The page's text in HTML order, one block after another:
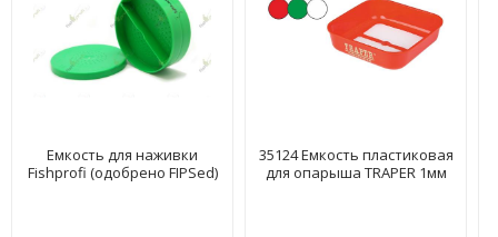
Емкость для наживки
Fishprofi (одобрено FIPSed)
35124 Емкость пластиковая
для опарыша TRAPER 1мм